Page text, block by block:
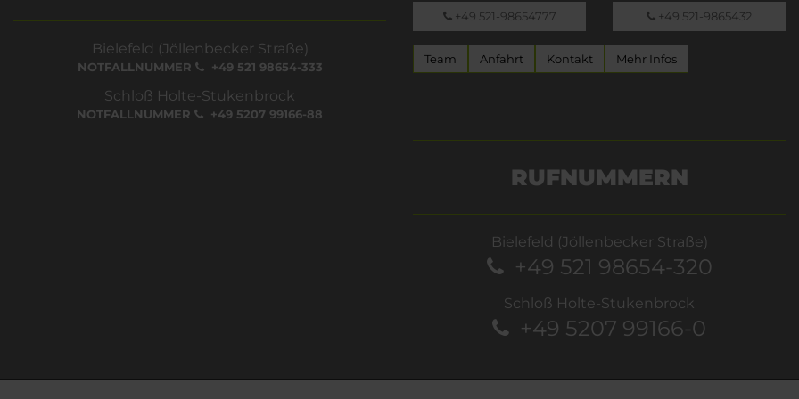
Bielefeld (Jöllenbecker Straße)
NOTFALLNUMMER +49 521 98654-333
Schloß Holte-Stukenbrock
NOTFALLNUMMER +49 5207 99166-88
+49 521-98654777 +49 521-9865432
Team Anfahrt Kontakt Mehr Infos
RUFNUMMERN
Bielefeld (Jöllenbecker Straße)
+49 521 98654-320
Schloß Holte-Stukenbrock
+49 5207 99166-0